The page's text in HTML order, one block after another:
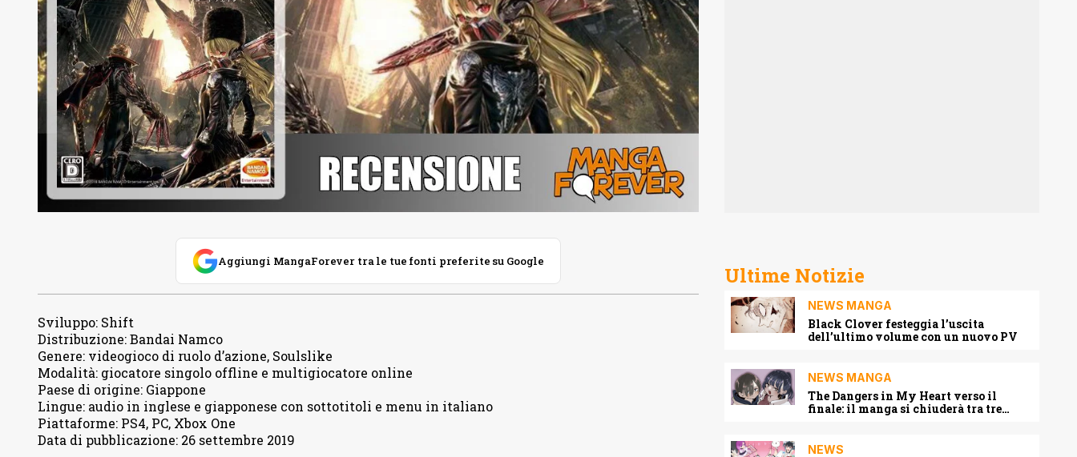
Aggiungi MangaForever tra le tue fonti preferite su Google
Sviluppo: Shift
Distribuzione:Bandai Namco
Genere: videogioco di ruolo d’azione, Soulslike
Modalità: giocatore singolo offline e multigiocatore online
Paese di origine: Giappone
Lingue: audio in inglese e giapponese con sottotitoli e menu in italiano
Piattaforme: PS4, PC, Xbox One
Data di pubblicazione: 26 settembre 2019
Ultime Notizie
NEWS MANGA
Black Clover festeggia l’uscita
dell’ultimo volume con un nuovo PV
NEWS MANGA
The Dangers in My Heart verso il
finale: il manga si chiuderà tra tre
NEWS